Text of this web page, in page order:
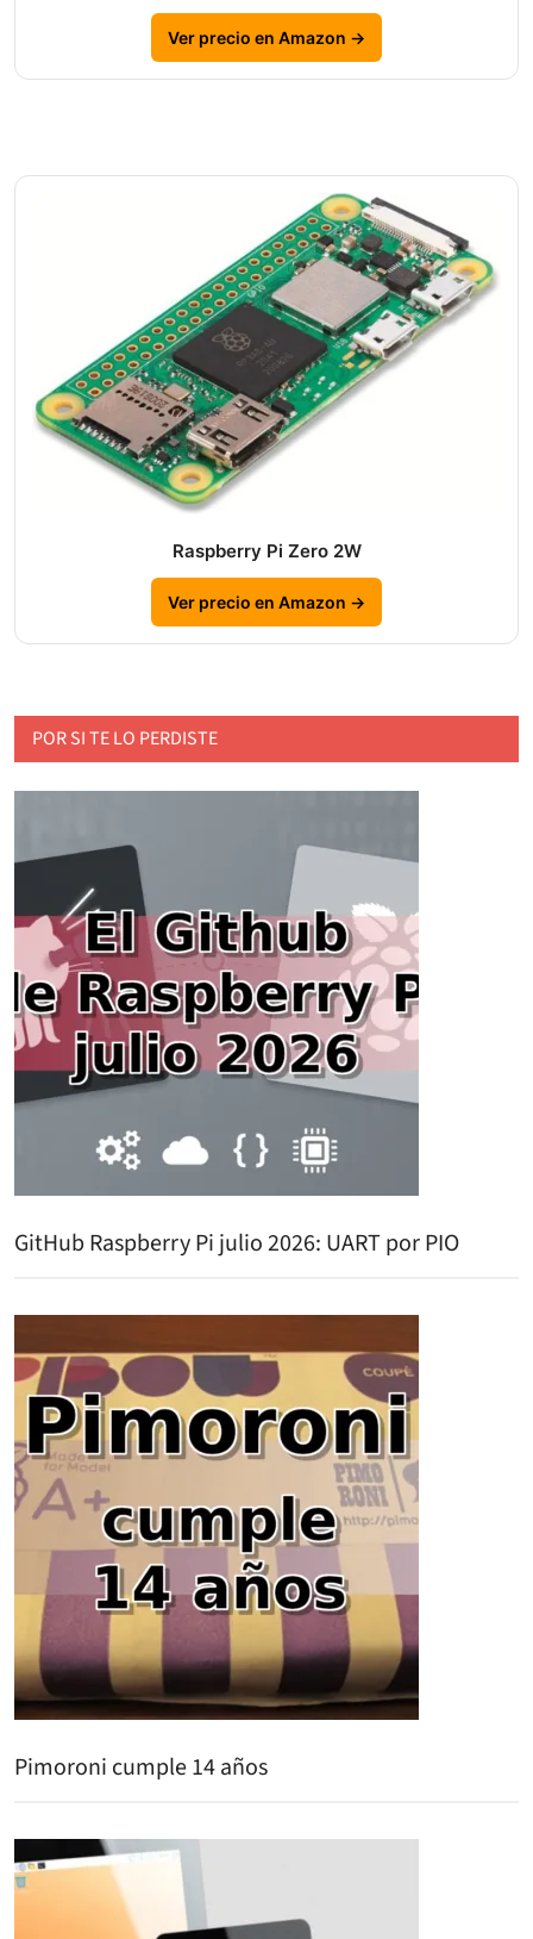
Ver precio en Amazon →
Raspberry Pi Zero 2W
Ver precio en Amazon →
POR SI TE LO PERDISTE
GitHub Raspberry Pi julio 2026: UART por PIO
Pimoroni cumple 14 años